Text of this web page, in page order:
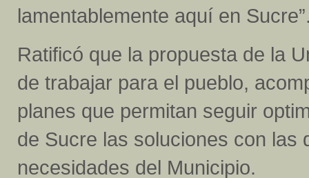
lamentablemente aquí en
Ratificó que la propuesta de la
de trabajar para el pueblo,
planes que permitan seguir
de Sucre las soluciones con las
necesidades del Municipio.